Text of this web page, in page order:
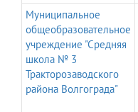
Муниципальное
общеобразовательное
учреждение "Средняя
школа № 3
Тракторозаводского
района Волгограда"